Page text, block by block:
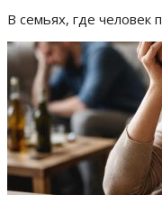
В семьях, где человек